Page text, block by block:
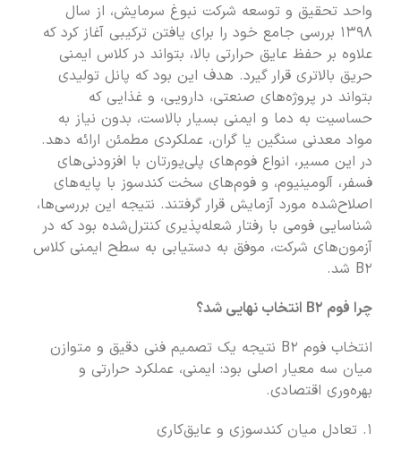
واحد تحقیق و توسعه شرکت نبوغ سرمایش، از سال
۱۳۹۸ بررسی جامع خود را برای یافتن ترکیبی آغاز کرد که
علاوه بر حفظ عایق حرارتی بالا، بتواند در کلاس ایمنی
حریق بالاتری قرار گیرد. هدف این بود که پانل تولیدی
بتواند در پروژه‌های صنعتی، دارویی، و غذایی که
حساسیت به دما و ایمنی بسیار بالاست، بدون نیاز به
مواد معدنی سنگین یا گران، عملکردی مطمئن ارائه دهد.
در این مسیر، انواع فوم‌های پلی‌یورتان با افزودنی‌های
فسفر، آلومینیوم، و فوم‌های سخت کندسوز با پایه‌های
اصلاح‌شده مورد آزمایش قرار گرفتند. نتیجه این بررسی‌ها،
شناسایی فومی با رفتار شعله‌پذیری کنترل‌شده بود که در
آزمون‌های شرکت، موفق به دستیابی به سطح ایمنی کلاس
B۲ شد.
چرا فوم B۲ انتخاب نهایی شد؟
انتخاب فوم B۲ نتیجه یک تصمیم فنی دقیق و متوازن
میان سه معیار اصلی بود: ایمنی، عملکرد حرارتی و
بهره‌وری اقتصادی.
۱. تعادل میان کندسوزی و عایق‌کاری